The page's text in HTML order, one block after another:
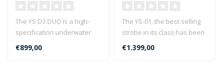
The YS-D3 DUO is a high-
specification underwater
strobe with three shooting
mode..
€899,00
The YS-01, the best-selling
strobe in its class has been
redesigned, boasting im..
€1.399,00